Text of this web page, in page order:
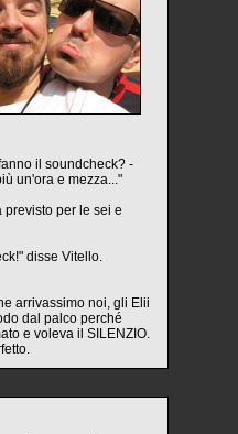
il soundcheck? -
un'ora e mezza..."
previsto per le sei e
disse Vitello.
arrivassimo noi, gli Elii
dal palco perché
e voleva il SILENZIO.